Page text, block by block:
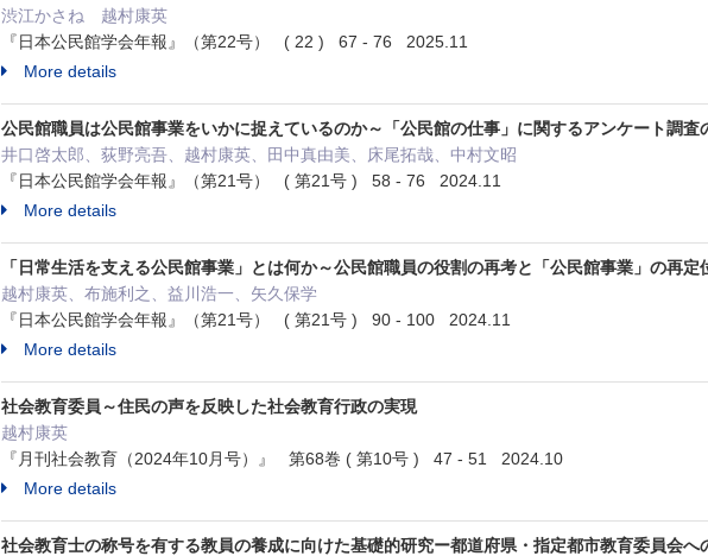
渋江かさね 越村康英
『日本公民館学会年報』（第22号） ( 22 ) 67 - 76 2025.11
More details
公民館職員は公民館事業をいかに捉えているのか～「公民館の仕事」に関するアンケート調査
井口啓太郎、荻野亮吾、越村康英、田中真由美、床尾拓哉、中村文昭
『日本公民館学会年報』（第21号） ( 第21号 ) 58 - 76 2024.11
More details
「日常生活を支える公民館事業」とは何か～公民館職員の役割の再考と「公民館事業」の再定
越村康英、布施利之、益川浩一、矢久保学
『日本公民館学会年報』（第21号） ( 第21号 ) 90 - 100 2024.11
More details
社会教育委員～住民の声を反映した社会教育行政の実現
越村康英
『月刊社会教育（2024年10月号）』 第68巻 ( 第10号 ) 47 - 51 2024.10
More details
社会教育士の称号を有する教員の養成に向けた基礎的研究ー都道府県・指定都市教育委員会へ